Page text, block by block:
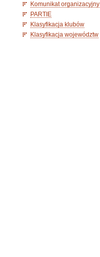
Komunikat organizacyjny
PARTIE
Klasyfikacja klubów
Klasyfikacja województw